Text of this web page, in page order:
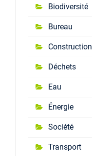
Biodiversité
Bureau
Construction
Déchets
Eau
Énergie
Société
Transport